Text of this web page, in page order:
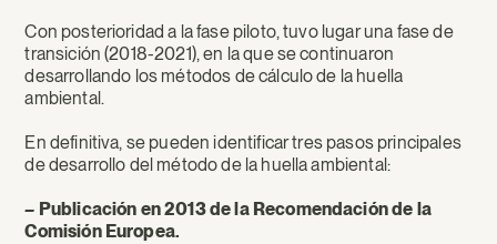
Con posterioridad a la fase piloto, tuvo lugar una fase de
transición (2018-2021), en la que se continuaron
desarrollando los métodos de cálculo de la huella
ambiental.
En definitiva, se pueden identificar tres pasos principales
de desarrollo del método de la huella ambiental:
– Publicación en 2013 de la Recomendación de la
Comisión Europea.